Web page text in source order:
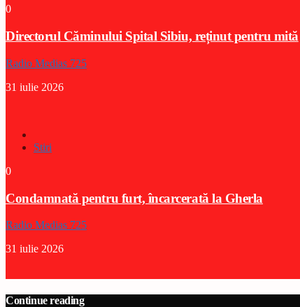
0
Directorul Căminului Spital Sibiu, reținut pentru mită
Radio Medias 725
31 iulie 2026
Stiri
0
Condamnată pentru furt, încarcerată la Gherla
Radio Medias 725
31 iulie 2026
Continue reading